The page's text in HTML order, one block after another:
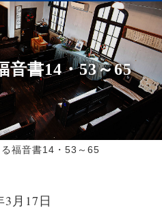
音書14・53～65
福音書14・53～65
3月17日